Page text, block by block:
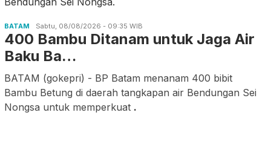
BATAM Sabtu, 08/08/2026 - 09:35 WIB
400 Bambu Ditanam untuk Jaga Air
Baku Ba…
BATAM (gokepri) - BP Batam menanam 400 bibit
Bambu Betung di daerah tangkapan air Bendungan Sei
Nongsa untuk memperkuat .